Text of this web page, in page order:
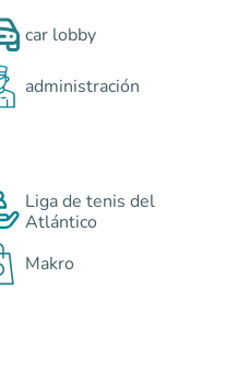
car lobby
administración
Liga de tenis del
Atlántico
Makro